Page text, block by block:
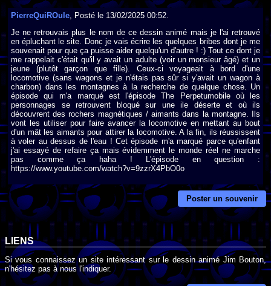
PierreQuiROule , Posté le 13/02/2025 00:52.
Je ne retrouvais plus le nom de ce dessin animé mais je l'ai retrouvé
en épluchant le site. Donc je vais écrire les quelques bribes dont je me
souvenait pour que ça puisse aider quelqu'un d'autre ! :) Tout ce dont je
me rappelait c'était qu'il y avait un adulte (voir un monsieur âgé) et un
jeune (plutôt garçon que fille). Ceux-ci voyageait à bord d'une
locomotive (sans wagons et je n'étais pas sûr si y'avait un wagon à
charbon) dans les montagnes à la recherche de quelque chose. Un
épisode qui m'a marqué est l'épisode The Perpetumobile où les
personnages se retrouvent bloqué sur une ile déserte et où ils
découvrent des rochers magnétiques / aimants dans la montagne. Ils
vont les utiliser pour faire avancer la locomotive en mettant au bout
d'un mât les aimants pour attirer la locomotive. A la fin, ils réussissent
à voler au dessus de l'eau ! Cet épisode m'a marqué parce qu'enfant
j'ai essayé de refaire ça mais évidemment le monde réel ne marche
pas comme ça haha ! L'épisode en question :
https://www.youtube.com/watch?v=9zzrX4PbO0o
Poster un souvenir
LIENS
Si vous connaissez un site intéressant sur le dessin animé Jim Bouton,
n'hésitez pas à nous l'indiquer.